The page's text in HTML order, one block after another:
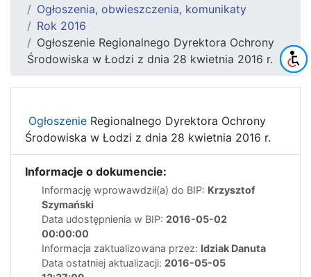
Ogłoszenia, obwieszczenia, komunikaty
Rok 2016
Ogłoszenie Regionalnego Dyrektora Ochrony
Środowiska w Łodzi z dnia 28 kwietnia 2016 r.
Ogłoszenie Regionalnego Dyrektora Ochrony
Środowiska w Łodzi z dnia 28 kwietnia 2016 r.
Informacje o dokumencie:
Informację wprowawdził(a) do BIP: Krzysztof
Szymański
Data udostępnienia w BIP: 2016-05-02
00:00:00
Informacja zaktualizowana przez: Idziak Danuta
Data ostatniej aktualizacji: 2016-05-05